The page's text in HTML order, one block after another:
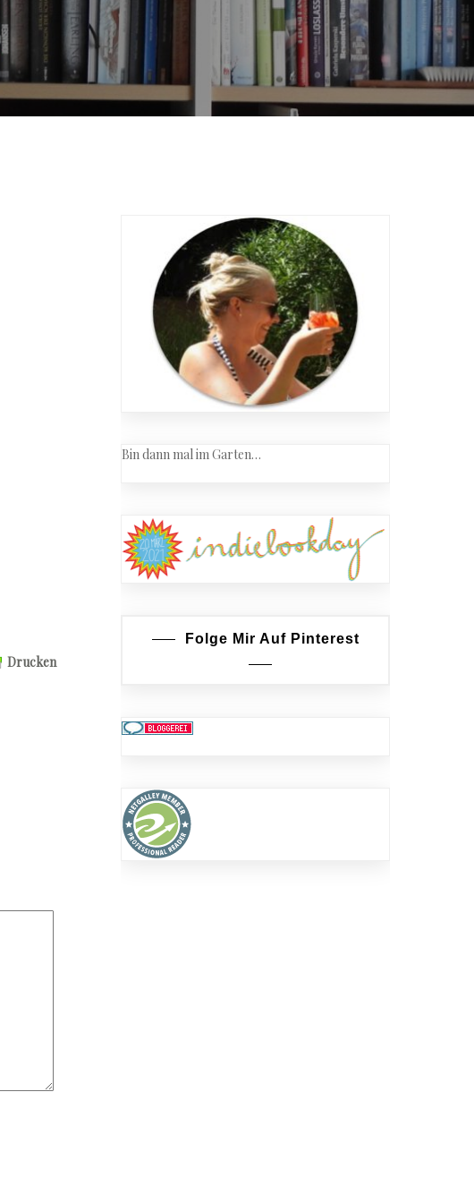
Drucken
Bin dann mal im Garten…
Folge Mir Auf Pinterest